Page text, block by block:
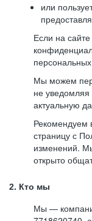
или
Если на
Мы можем
не
актуальную
Рекомендуем
страницу с
изменений.
открыто
2. Кто мы
Мы —